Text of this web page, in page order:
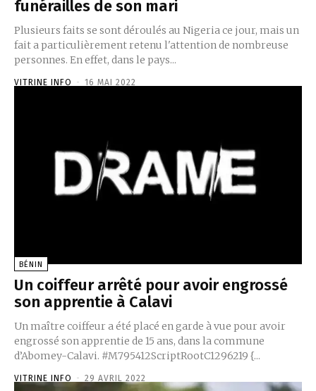
funérailles de son mari
Plusieurs faits se sont déroulés au Nigeria ce jour, mais un
fait a particulièrement retenu l'attention de nombreuse
personnes. En effet, dans le pays...
VITRINE INFO - 16 MAI 2022
BÉNIN
Un coiffeur arrêté pour avoir engrossé
son apprentie à Calavi
Un maître coiffeur a été placé en garde à vue pour avoir
engrossé son apprentie de 15 ans, dans la commune
d’Abomey-Calavi. #M795412ScriptRootC1296219 {...
VITRINE INFO - 29 AVRIL 2022